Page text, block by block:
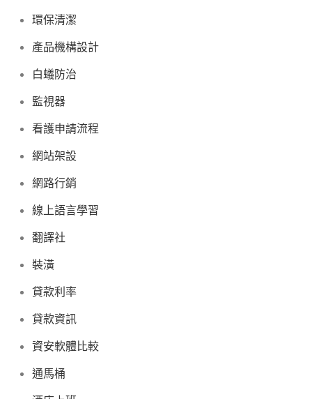
環保清潔
產品機構設計
白蟻防治
監視器
看護申請流程
網站架設
網路行銷
線上語言學習
翻譯社
裝潢
貸款利率
貸款資訊
資安軟體比較
通馬桶